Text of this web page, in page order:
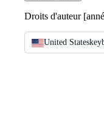
Droits d'auteur
United States